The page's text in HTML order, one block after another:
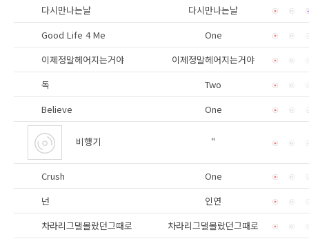
다시만나는날
다시만나는날
Good Life 4 Me
One
이제정말헤어지는거야
이제정말헤어지는거야
독
Two
Believe
One
비행기 "
Crush
One
넌
인연
차라리그댈몰랐던그때로
차라리그댈몰랐던그때로